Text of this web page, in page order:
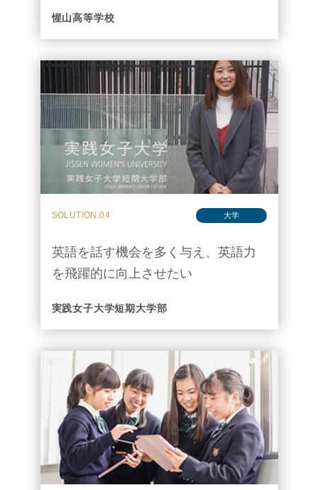
惺山高等学校
SOLUTION.04 大学
英語を話す機会を多く与え、英語力
を飛躍的に向上させたい
実践女子大学短期大学部